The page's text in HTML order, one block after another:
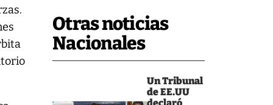
Otras noticias
Nacionales
Un Tribunal
de EE.UU